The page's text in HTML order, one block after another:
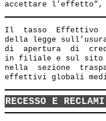
Il  tasso  Effettivo
della legge
di  apertura  di
in filiale e sul sito
nella  sezione
RECESSO E RECLAMI